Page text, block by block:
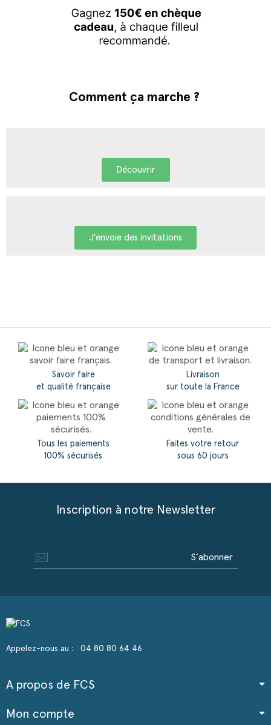
Comment ça marche ?
Découvrir
J'envoie des invitations
Savoir faire
et qualité française
Tous les paiements
100% sécurisés
Livraison
sur toute la France
Faites votre retour
sous 60 jours
Inscription à notre Newsletter
S’abonner
Appelez-nous au : 04 80 80 64 46
A propos de FCS
Mon compte